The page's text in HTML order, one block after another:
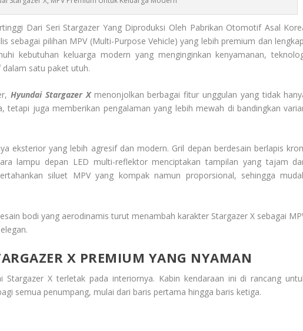
Dari Seri Stargazer Yang Diproduksi Oleh Pabrikan Otomotif Asal
sebagai pilihan MPV (Multi-Purpose Vehicle) yang lebih premium dan
kebutuhan keluarga modern yang menginginkan kenyamanan,
satu paket utuh.
Hyundai Stargazer Xmenonjolkan berbagai fitur unggulan yang tidak
tetapi juga memberikan pengalaman yang lebih mewah di bandingkan
eksterior yang lebih agresif dan modern. Gril depan berdesain berlapis
lampu depan LED multi-reflektor menciptakan tampilan yang tajam
siluet MPV yang kompak namun proporsional, sehingga
bodi yang aerodinamis turut menambah karakter Stargazer X sebagai
X PREMIUM YANG NYAMAN
Stargazer X terletak pada interiornya. Kabin kendaraan ini di rancang
semua penumpang, mulai dari baris pertama hingga baris ketiga.